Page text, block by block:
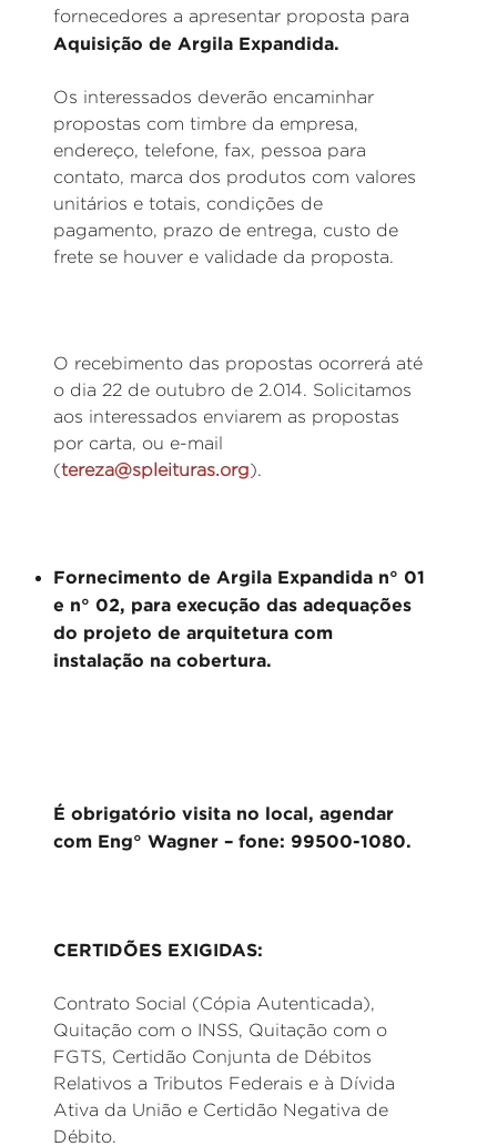
fornecedores a apresentar proposta para
Aquisição de Argila Expandida.
Os interessados deverão encaminhar
propostas com timbre da empresa,
endereço, telefone, fax, pessoa para
contato, marca dos produtos com valores
unitários e totais, condições de
pagamento, prazo de entrega, custo de
frete se houver e validade da proposta.
O recebimento das propostas ocorrerá até
o dia 22 de outubro de 2.014. Solicitamos
aos interessados enviarem as propostas
por carta, ou e-mail
(tereza@spleituras.org).
Fornecimento de Argila Expandida n° 01
e n° 02, para execução das adequações
do projeto de arquitetura com
instalação na cobertura.
É obrigatório visita no local, agendar
com Eng° Wagner – fone: 99500-1080.
CERTIDÕES EXIGIDAS:
Contrato Social (Cópia Autenticada),
Quitação com o INSS, Quitação com o
FGTS, Certidão Conjunta de Débitos
Relativos a Tributos Federais e à Dívida
Ativa da União e Certidão Negativa de
Débito.